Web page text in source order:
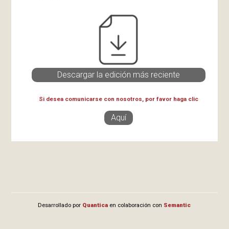
Descargar la edición más reciente
Si desea comunicarse con nosotros, por favor haga clic
Aquí
Desarrollado por Quantica en colaboración con Semantic